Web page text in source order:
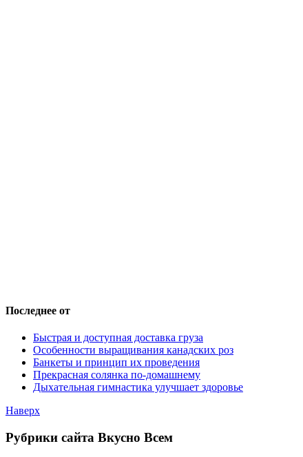
Последнее от
Быстрая и доступная доставка груза
Особенности выращивания канадских роз
Банкеты и принцип их проведения
Прекрасная солянка по-домашнему
Дыхательная гимнастика улучшает здоровье
Наверх
Рубрики сайта Вкусно Всем